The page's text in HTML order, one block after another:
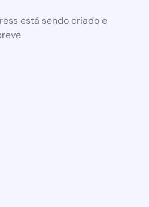
está sendo criado e